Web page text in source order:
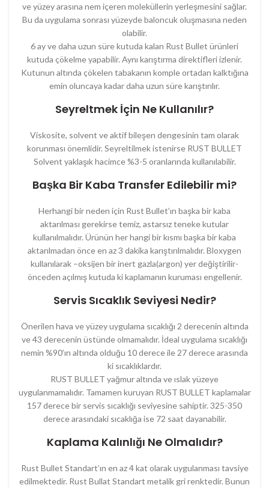
ve yüzey arasına nem içeren moleküllerin yerleşmesini sağlar.
Bu da uygulama sonrası yüzeyde baloncuk oluşmasına neden
olabilir.
6 ay ve daha uzun süre kutuda kalan Rust Bullet ürünleri
kutuda çökelme yapabilir. Aynı karıştırma direktifleri izlenir.
Kutunun altında çökelen tabakanın komple ortadan kalktığına
emin oluncaya kadar daha uzun süre karıştırılır.
Seyreltmek İçin Ne Kullanılır?
Viskosite, solvent ve aktif bileşen dengesinin tam olarak
korunması önemlidir. Seyreltilmek istenirse RUST BULLET
Solvent yaklaşık hacimce %3-5 oranlarında kullanılabilir.
Başka Bir Kaba Transfer Edilebilir mi?
Herhangi bir neden için Rust Bullet’ın başka bir kaba
aktarılması gerekirse temiz, astarsız teneke kutular
kullanılmalıdır. Ürünün her hangi bir kısmı başka bir kaba
aktarılmadan önce en az 3 dakika karıştırılmalıdır. Bloxygen
kullanılarak –oksijen bir inert gazla(argon) yer değiştirilir-
önceden açılmış kutuda ki kaplamanın kuruması engellenir.
Servis Sıcaklık Seviyesi Nedir?
Önerilen hava ve yüzey uygulama sıcaklığı 2 derecenin altında
ve 43 derecenin üstünde olmamalıdır. İdeal uygulama sıcaklığı
nemin %90’ın altında olduğu 10 derece ile 27 derece arasında
ki sıcaklıklardır.
RUST BULLET yağmur altında ve ıslak yüzeye
uygulanmamalıdır. Tamamen kuruyan RUST BULLET kaplamalar
157 derece bir servis sıcaklığı seviyesine sahiptir. 325-350
derece arasındaki sıcaklığa ise 72 saat dayanabilir.
Kaplama Kalınlığı Ne Olmalıdır?
Rust Bullet Standart’ın en az 4 kat olarak uygulanması tavsiye
edilmektedir. Rust Bullat Standart metalik gri renktedir. Bunun